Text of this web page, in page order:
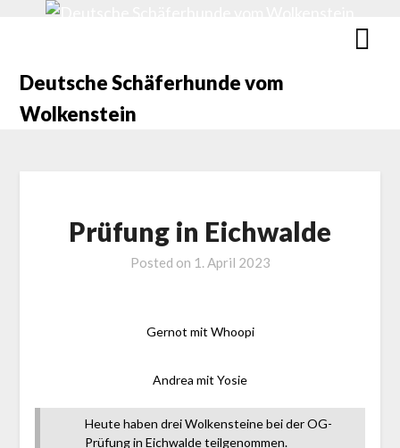
Deutsche Schäferhunde vom
Wolkenstein
Prüfung in Eichwalde
Posted on 1. April 2023
Gernot mit Whoopi
Andrea mit Yosie
Heute haben drei Wolkensteine bei der OG-
Prüfung in Eichwalde teilgenommen.